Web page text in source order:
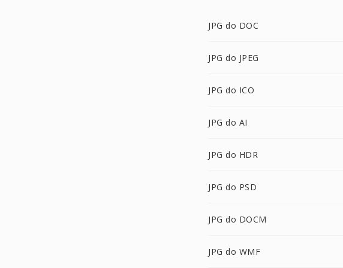
JPG do DOC
JPG do JPEG
JPG do ICO
JPG do AI
JPG do HDR
JPG do PSD
JPG do DOCM
JPG do WMF